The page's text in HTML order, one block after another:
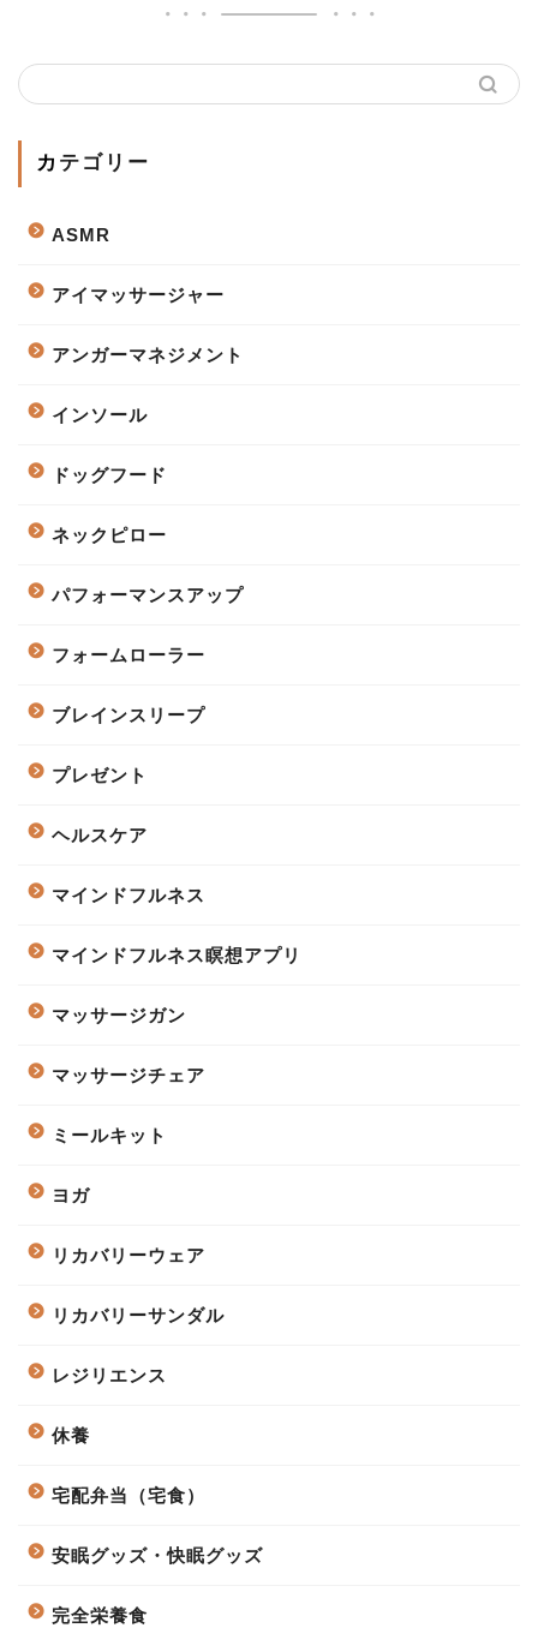
カテゴリー
ASMR
アイマッサージャー
アンガーマネジメント
インソール
ドッグフード
ネックピロー
パフォーマンスアップ
フォームローラー
ブレインスリープ
プレゼント
ヘルスケア
マインドフルネス
マインドフルネス瞑想アプリ
マッサージガン
マッサージチェア
ミールキット
ヨガ
リカバリーウェア
リカバリーサンダル
レジリエンス
休養
宅配弁当（宅食）
安眠グッズ・快眠グッズ
完全栄養食